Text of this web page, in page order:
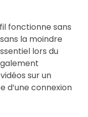
fonctionne sans
la moindre
lors du
sur un
d’une connexion